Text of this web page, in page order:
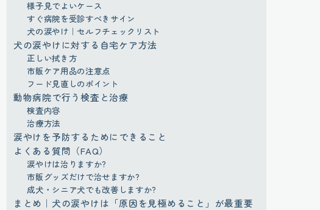
様子見でよいケース
すぐ病院を受診すべきサイン
犬の涙やけ｜セルフチェックリスト
犬の涙やけに対する自宅ケア方法
正しい拭き方
市販ケア用品の注意点
フード見直しのポイント
動物病院で行う検査と治療
検査内容
治療方法
涙やけを予防するためにできること
よくある質問（FAQ）
涙やけは治りますか?
市販グッズだけで治せますか?
成犬・シニア犬でも改善しますか?
まとめ｜犬の涙やけは「原因を見極めること」が最重要